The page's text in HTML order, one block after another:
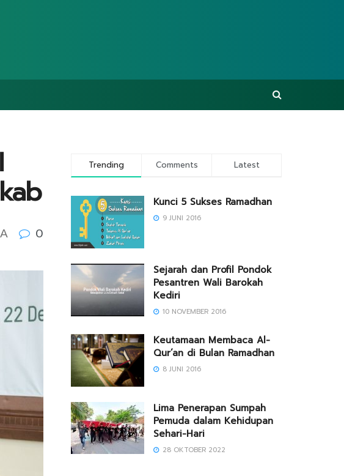
A 0
Trending Comments Latest
Kunci 5 Sukses Ramadhan
9 JUNI 2016
Sejarah dan Profil Pondok
Pesantren Wali Barokah
Kediri
10 NOVEMBER 2016
Keutamaan Membaca Al-
Qur’an di Bulan Ramadhan
8 JUNI 2016
Lima Penerapan Sumpah
Pemuda dalam Kehidupan
Sehari-Hari
28 OKTOBER 2022